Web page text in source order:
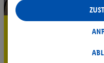
5.95 €
Verantwortliche; im
insgesamt
Statistik-Erstellung oder für
Datenverarbeitungen für